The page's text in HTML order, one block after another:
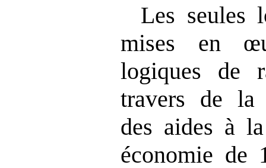
Les seules
mises en
logiques de
travers de la
des aides à
économie de